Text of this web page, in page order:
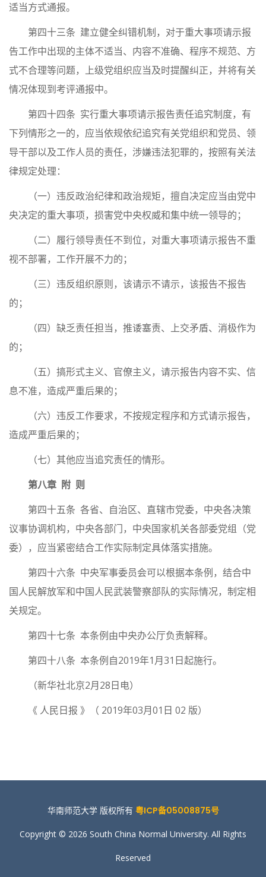
适当方式通报。
第四十三条 建立健全纠错机制，对于重大事项请示报
告工作中出现的主体不适当、内容不准确、程序不规范、方
式不合理等问题，上级党组织应当及时提醒纠正，并将有关
情况体现到考评通报中。
第四十四条 实行重大事项请示报告责任追究制度，有
下列情形之一的，应当依规依纪追究有关党组织和党员、领
导干部以及工作人员的责任，涉嫌违法犯罪的，按照有关法
律规定处理：
（一）违反政治纪律和政治规矩，擅自决定应当由党中
央决定的重大事项，损害党中央权威和集中统一领导的；
（二）履行领导责任不到位，对重大事项请示报告不重
视不部署，工作开展不力的；
（三）违反组织原则，该请示不请示，该报告不报告
的；
（四）缺乏责任担当，推诿塞责、上交矛盾、消极作为
的；
（五）搞形式主义、官僚主义，请示报告内容不实、信
息不准，造成严重后果的；
（六）违反工作要求，不按规定程序和方式请示报告，
造成严重后果的；
（七）其他应当追究责任的情形。
第八章 附 则
第四十五条 各省、自治区、直辖市党委，中央各决策
议事协调机构，中央各部门，中央国家机关各部委党组（党
委），应当紧密结合工作实际制定具体落实措施。
第四十六条 中央军事委员会可以根据本条例，结合中
国人民解放军和中国人民武装警察部队的实际情况，制定相
关规定。
第四十七条 本条例由中央办公厅负责解释。
第四十八条 本条例自2019年1月31日起施行。
（新华社北京2月28日电）
《 人民日报 》（ 2019年03月01日 02 版）
华南师范大学 版权所有 粤ICP备05008875号
Copyright © 2026 South China Normal University. All Rights
Reserved